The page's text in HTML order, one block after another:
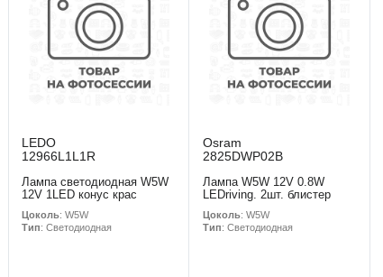
LEDO
12966L1L1R
Лампа светодиодная W5W
12V 1LED конус крас
Цоколь: W5W
Тип: Светодиодная
Osram
2825DWP02B
Лампа W5W 12V 0.8W
LEDriving. 2шт. блистер
Цоколь: W5W
Тип: Светодиодная